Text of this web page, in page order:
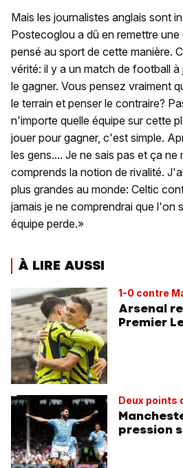
Mais les journalistes anglais sont
Postecoglou a dû en remettre
pensé au sport de cette manière.
vérité: il y a un match de football
le gagner. Vous pensez vraiment
le terrain et penser le contraire?
n'importe quelle équipe sur cette
jouer pour gagner, c'est simple.
les gens.... Je ne sais pas et ça ne
comprends la notion de rivalité.
plus grandes au monde: Celtic
jamais je ne comprendrai que l'on
équipe perde.»
À LIRE AUSSI
1-0 contre
Arsenal
Premier
Deux points
pression